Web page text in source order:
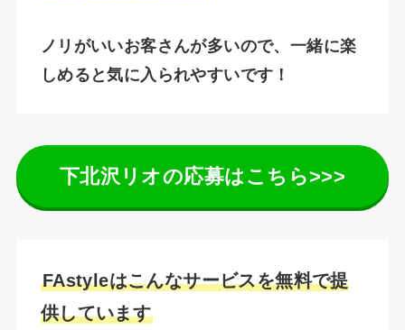
ノリがいいお客さんが多いので、一緒に楽
しめると気に入られやすいです！
下北沢リオの応募はこちら>>>
FAstyleはこんなサービスを無料で提
供しています